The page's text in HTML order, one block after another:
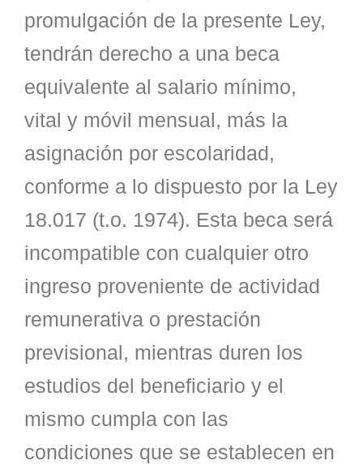
promulgación de la presente Ley,
tendrán derecho a una beca
equivalente al salario mínimo,
vital y móvil mensual, más la
asignación por escolaridad,
conforme a lo dispuesto por la Ley
18.017 (t.o. 1974). Esta beca será
incompatible con cualquier otro
ingreso proveniente de actividad
remunerativa o prestación
previsional, mientras duren los
estudios del beneficiario y el
mismo cumpla con las
condiciones que se establecen en